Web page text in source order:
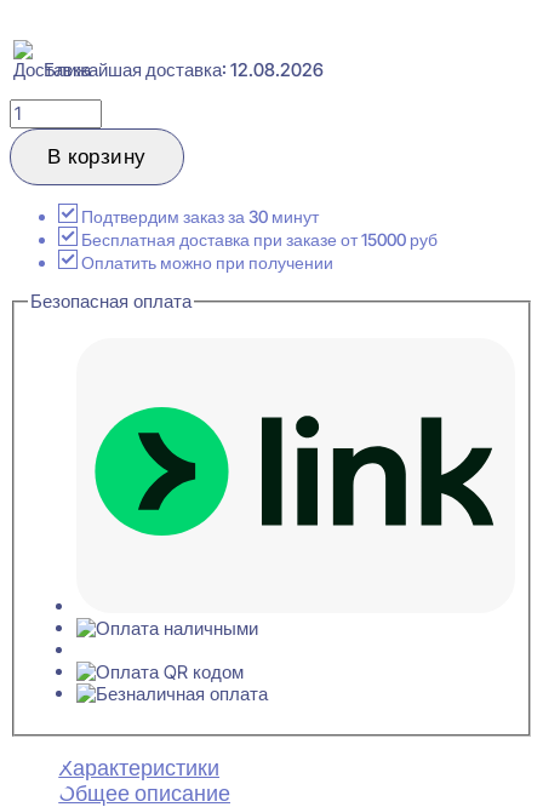
Ближайшая доставка: 12.08.2026
Количество
товара
Perfect
Plus
2800
Декоративная
панель
В корзину
Подтвердим заказ за 30 минут
Бесплатная доставка при заказе от 15000 руб
Оплатить можно при получении
Безопасная оплата
Характеристики
Общее описание